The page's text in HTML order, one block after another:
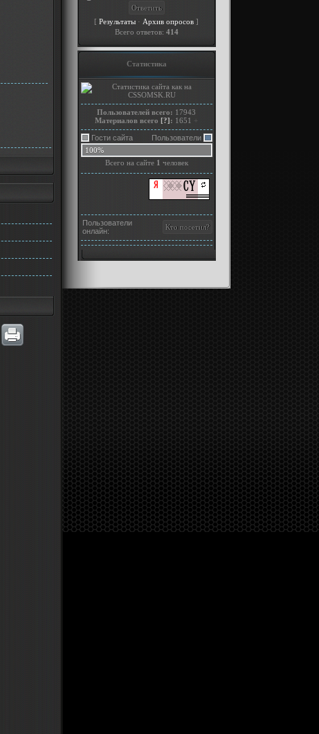
[ Результаты · Архив опросов ]
Всего ответов: 414
Статистика
Пользователей всего: 17943
Материалов всего [?]: 1651 +
Гости сайта
Пользователи
100%
Всего на сайте 1 человек
Пользователи
онлайн: